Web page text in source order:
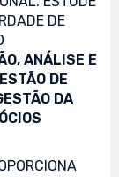
DE
ANÁLISE E
DE
DA